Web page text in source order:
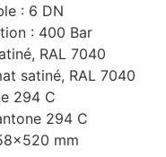
: 6 DN
: 400 Bar
RAL 7040
satiné, RAL 7040
294 C
294 C
mm